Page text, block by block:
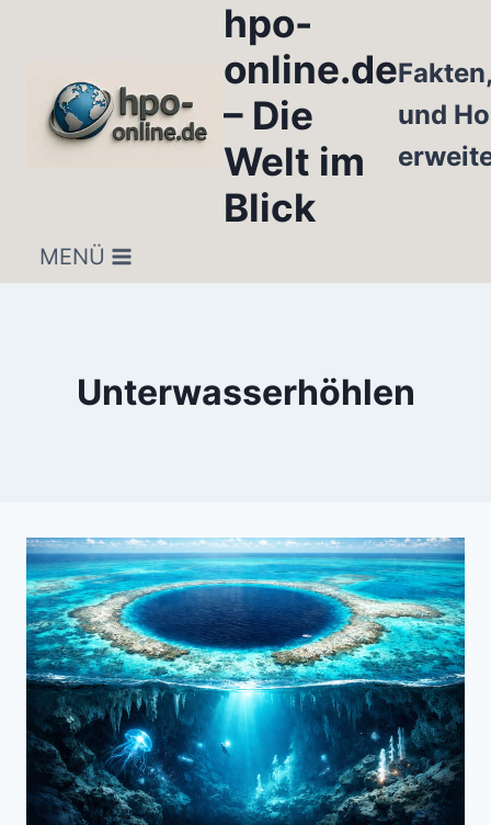
hpo-
online.de
– Die
Welt im
Blick
und
MENÜ
Unterwasserhöhlen